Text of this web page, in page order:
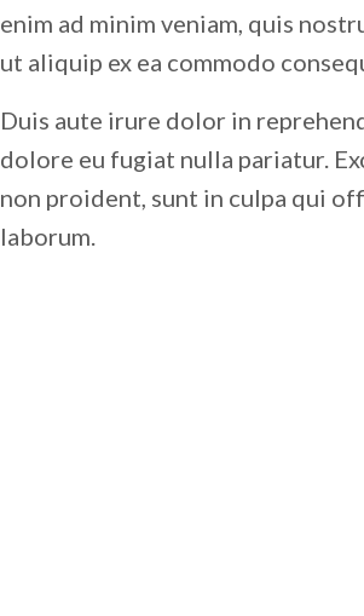
enim ad minim veniam, quis
ut aliquip ex ea commodo
Duis aute irure dolor in
dolore eu fugiat nulla pariatur.
non proident, sunt in culpa qui
laborum.